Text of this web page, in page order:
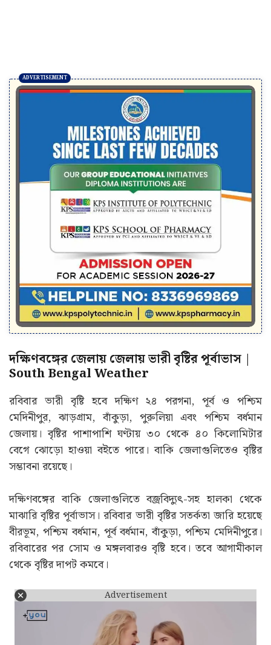
দক্ষিণবঙ্গের জেলায় জেলায় ভারী বৃষ্টির পূর্বাভাস |
South Bengal Weather
রবিবার ভারী বৃষ্টি হবে দক্ষিণ ২৪ পরগনা, পূর্ব ও পশ্চিম
মেদিনীপুর, ঝাড়গ্রাম, বাঁকুড়া, পুরুলিয়া এবং পশ্চিম বর্ধমান
জেলায়। বৃষ্টির পাশাপাশি ঘণ্টায় ৩০ থেকে ৪০ কিলোমিটার
বেগে ঝোড়ো হাওয়া বইতে পারে। বাকি জেলাগুলিতেও বৃষ্টির
সম্ভাবনা রয়েছে।
দক্ষিণবঙ্গের বাকি জেলাগুলিতে বজ্রবিদ্যুৎ-সহ হালকা থেকে
মাঝারি বৃষ্টির পূর্বাভাস। রবিবার ভারী বৃষ্টির সতর্কতা জারি হয়েছে
বীরভূম, পশ্চিম বর্ধমান, পূর্ব বর্ধমান, বাঁকুড়া, পশ্চিম মেদিনীপুরে।
রবিবারের পর সোম ও মঙ্গলবারও বৃষ্টি হবে। তবে আগামীকাল
থেকে বৃষ্টির দাপট কমবে।
Advertisement